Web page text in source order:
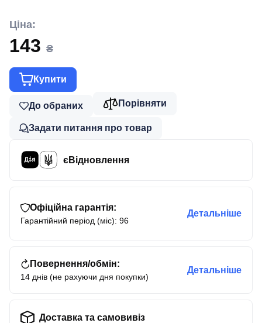
Ціна:
143 ₴
Купити
До обраних Порівняти
Задати питання про товар
єВідновлення
Офіційна гарантія:
Гарантійний період (міс): 96
Детальніше
Повернення/обмін:
14 днів (не рахуючи дня покупки)
Детальніше
Доставка та самовивіз